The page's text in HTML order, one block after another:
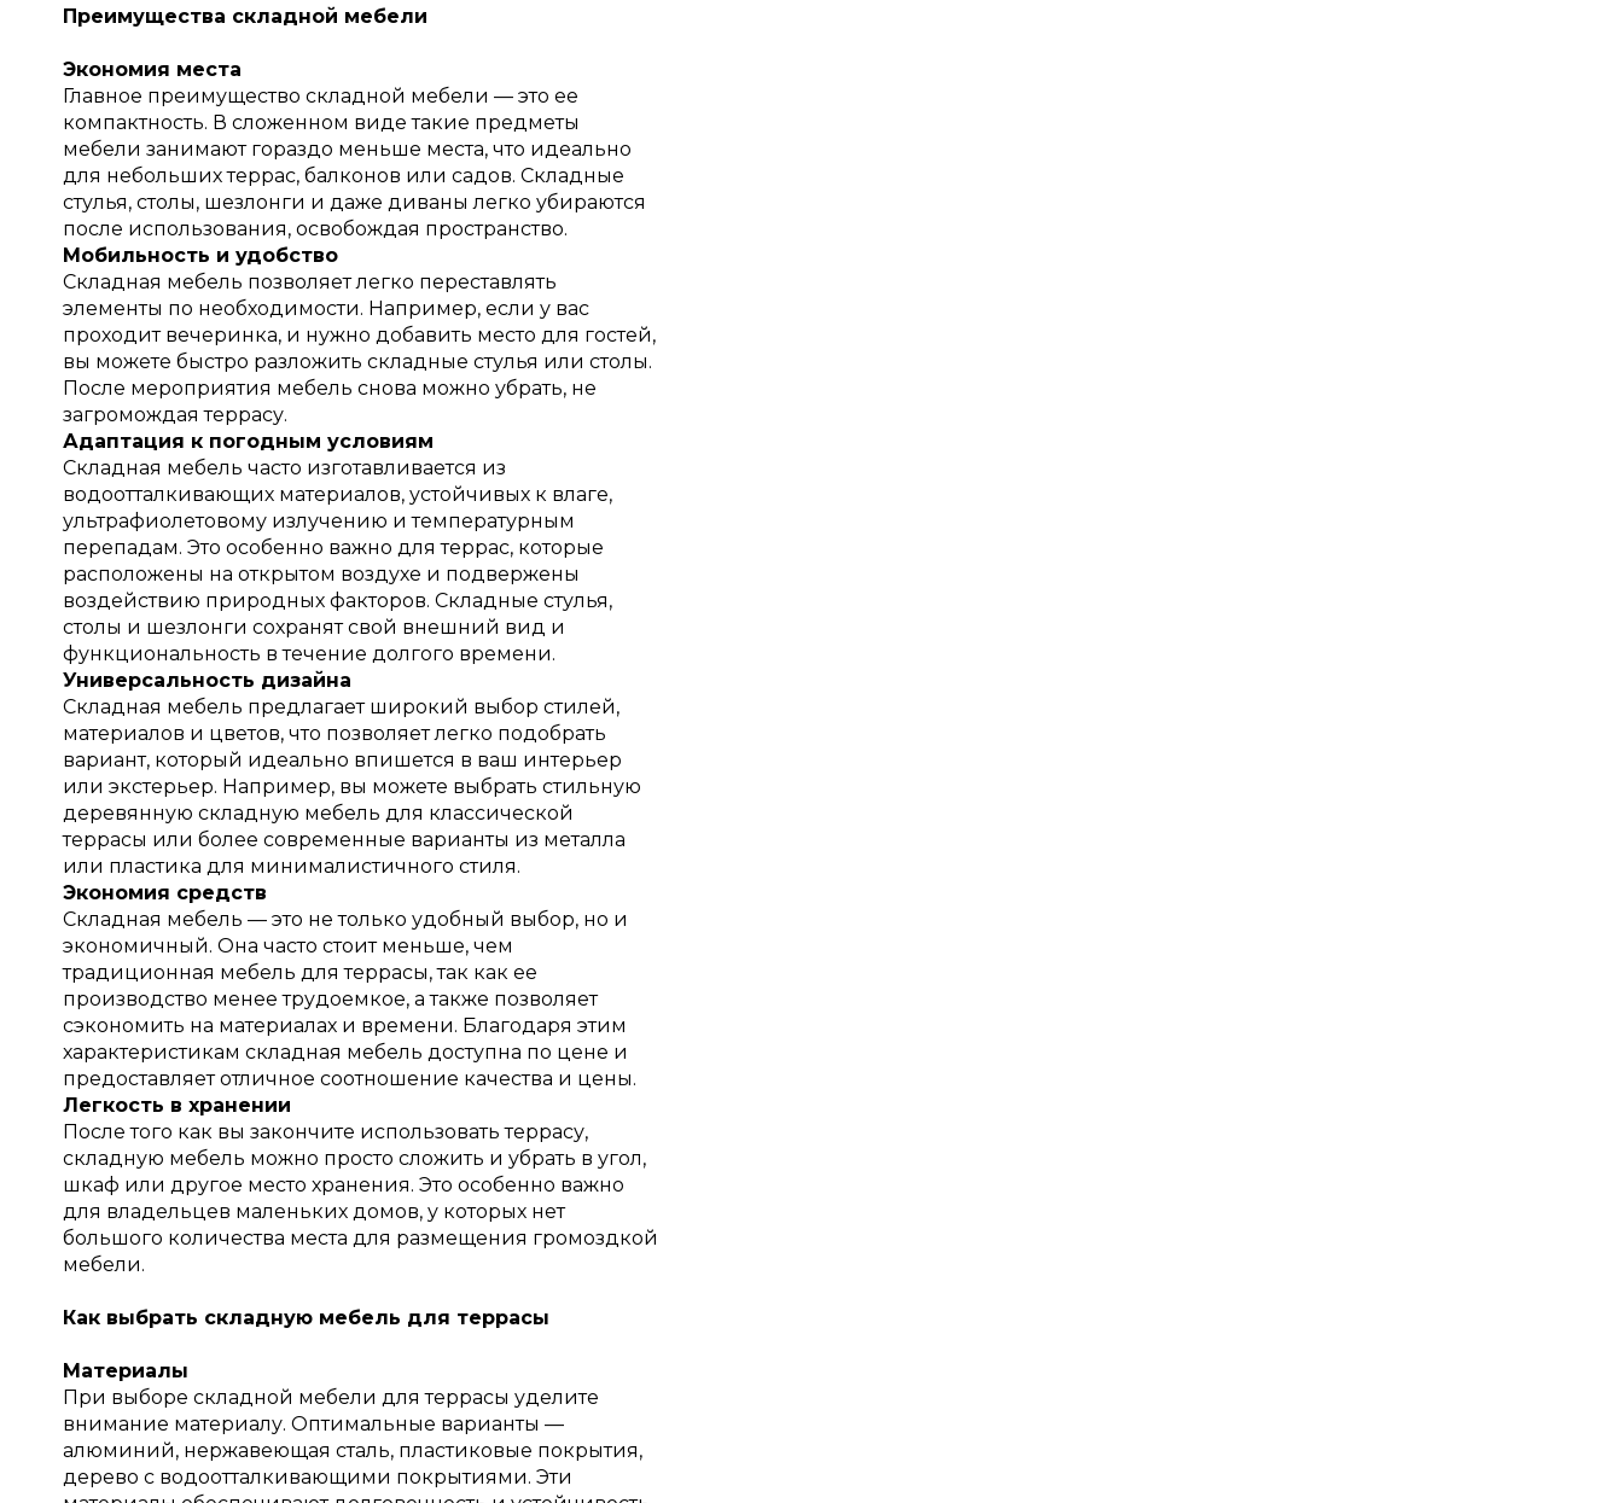
Преимущества складной мебели
Экономия места
Главное преимущество складной мебели — это ее
компактность. В сложенном виде такие предметы
мебели занимают гораздо меньше места, что идеально
для небольших террас, балконов или садов. Складные
стулья, столы, шезлонги и даже диваны легко убираются
после использования, освобождая пространство.
Мобильность и удобство
Складная мебель позволяет легко переставлять
элементы по необходимости. Например, если у вас
проходит вечеринка, и нужно добавить место для гостей,
вы можете быстро разложить складные стулья или столы.
После мероприятия мебель снова можно убрать, не
загромождая террасу.
Адаптация к погодным условиям
Складная мебель часто изготавливается из
водоотталкивающих материалов, устойчивых к влаге,
ультрафиолетовому излучению и температурным
перепадам. Это особенно важно для террас, которые
расположены на открытом воздухе и подвержены
воздействию природных факторов. Складные стулья,
столы и шезлонги сохранят свой внешний вид и
функциональность в течение долгого времени.
Универсальность дизайна
Складная мебель предлагает широкий выбор стилей,
материалов и цветов, что позволяет легко подобрать
вариант, который идеально впишется в ваш интерьер
или экстерьер. Например, вы можете выбрать стильную
деревянную складную мебель для классической
террасы или более современные варианты из металла
или пластика для минималистичного стиля.
Экономия средств
Складная мебель — это не только удобный выбор, но и
экономичный. Она часто стоит меньше, чем
традиционная мебель для террасы, так как ее
производство менее трудоемкое, а также позволяет
сэкономить на материалах и времени. Благодаря этим
характеристикам складная мебель доступна по цене и
предоставляет отличное соотношение качества и цены.
Легкость в хранении
После того как вы закончите использовать террасу,
складную мебель можно просто сложить и убрать в угол,
шкаф или другое место хранения. Это особенно важно
для владельцев маленьких домов, у которых нет
большого количества места для размещения громоздкой
мебели.
Как выбрать складную мебель для террасы
Материалы
При выборе складной мебели для террасы уделите
внимание материалу. Оптимальные варианты —
алюминий, нержавеющая сталь, пластиковые покрытия,
дерево с водоотталкивающими покрытиями. Эти